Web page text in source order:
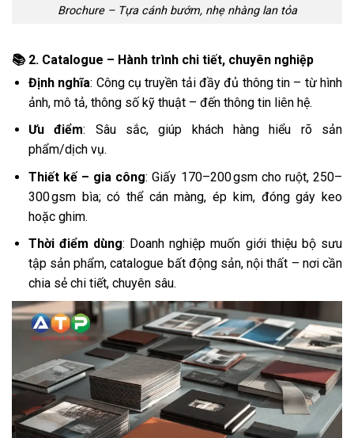
Brochure – Tựa cánh bướm, nhẹ nhàng lan tỏa
📚 2. Catalogue – Hành trình chi tiết, chuyên nghiệp
Định nghĩa: Công cụ truyền tải đầy đủ thông tin – từ hình
ảnh, mô tả, thông số kỹ thuật – đến thông tin liên hệ.
Ưu điểm: Sâu sắc, giúp khách hàng hiểu rõ sản
phẩm/dịch vụ.
Thiết kế – gia công: Giấy 170–200 gsm cho ruột, 250–
300 gsm bìa; có thể cán màng, ép kim, đóng gáy keo
hoặc ghim.
Thời điểm dùng: Doanh nghiệp muốn giới thiệu bộ sưu
tập sản phẩm, catalogue bất động sản, nội thất – nơi cần
chia sẻ chi tiết, chuyên sâu.